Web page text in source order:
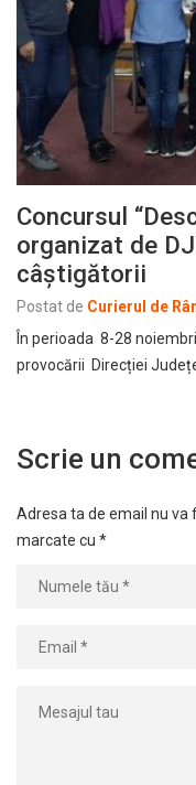
Concursul
organizat de
câștigătorii
Postat de Curierul de
În perioada 8-28
provocării Direcției
Scrie un
Adresa ta de email nu va
marcate cu *